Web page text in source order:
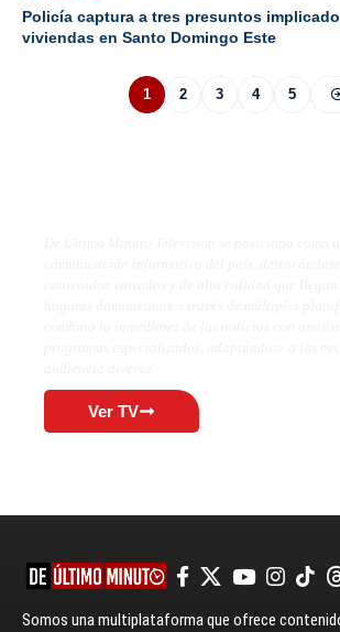
Policía captura a tres presuntos
viviendas en Santo Domingo Este
1 2 3 4 5
Ver TV
Somos una multiplataforma que ofrece